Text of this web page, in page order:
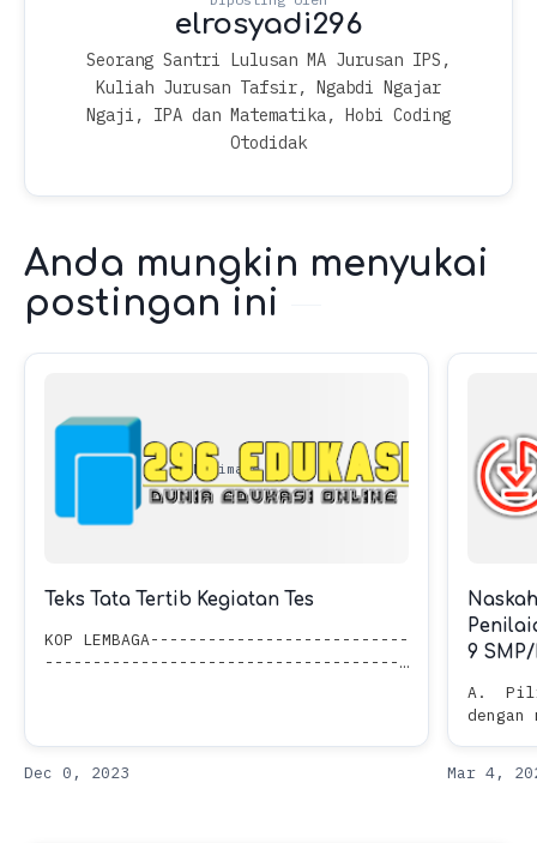
Seorang Santri Lulusan MA Jurusan IPS,
Kuliah Jurusan Tafsir, Ngabdi Ngajar
Ngaji, IPA dan Matematika, Hobi Coding
Otodidak
Anda mungkin menyukai
postingan ini
Teks Tata Tertib Kegiatan Tes
KOP LEMBAGA---------------------------
--------------------------------------
9
A.